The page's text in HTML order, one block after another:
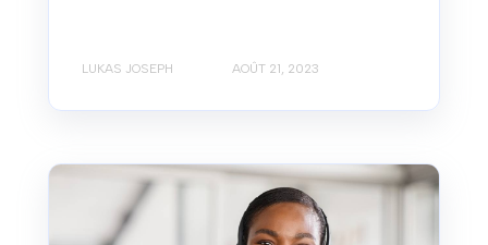
LUKAS JOSEPH AOÛT 21, 2023